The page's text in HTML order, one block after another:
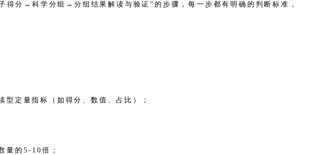
得分→科学分组→分组结果解读与验证”的步骤，每一步都有明确的判断标准，
型定量指标（如得分、数值、占比）；
量的5-10倍；